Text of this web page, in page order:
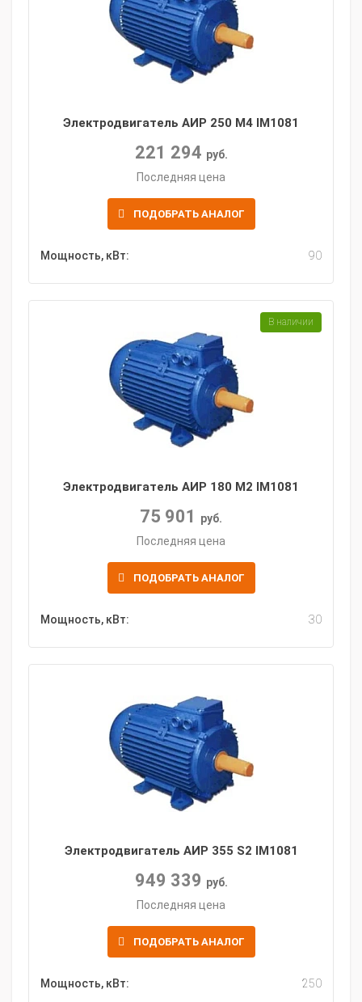
Электродвигатель АИР 250 M4 IM1081
221 294 руб.
Последняя цена
ПОДОБРАТЬ АНАЛОГ
Мощность, кВт: 90
Электродвигатель АИР 180 M2 IM1081
75 901
руб.
Последняя цена
ПОДОБРАТЬ АНАЛОГ
Мощность, кВт: 30
В наличии
Электродвигатель АИР 355 S2 IM1081
949 339 руб.
Последняя цена
ПОДОБРАТЬ АНАЛОГ
Мощность, кВт: 250